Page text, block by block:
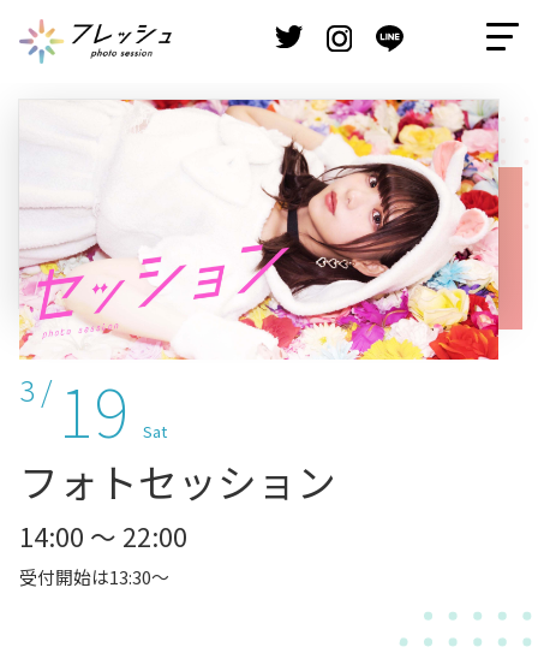
3 / 19 Sat
フォトセッション
14:00 ～ 22:00
受付開始は13:30～